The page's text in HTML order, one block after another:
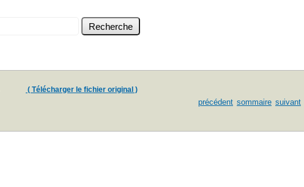
( Télécharger le fichier original )
précédent sommaire suivant